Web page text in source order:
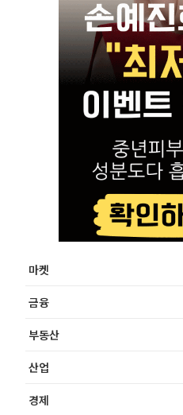
마켓
금융
부동산
산업
경제